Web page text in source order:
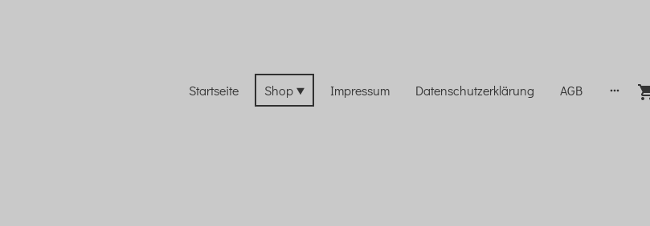
Startseite Shop Impressum Datenschutzerklärung AGB